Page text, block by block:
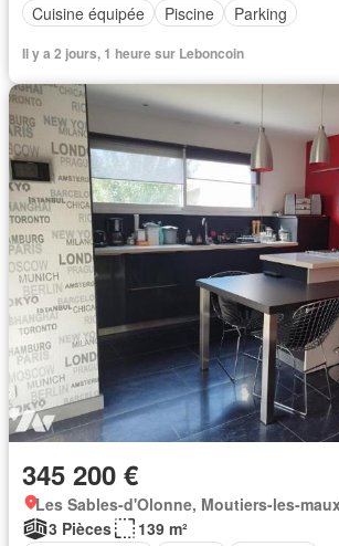
Cuisine équipée
Piscine Parking
Il y a 2 jours, 1 heure sur Leboncoin
345 200 €
Les Sables-d'Olonne, Moutiers-les-
3 Pièces
139 m²